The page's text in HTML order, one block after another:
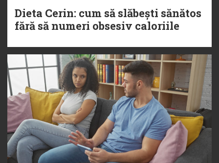
Dieta Cerin: cum să slăbești sănătos
fără să numeri obsesiv caloriile